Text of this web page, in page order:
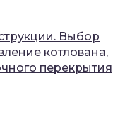
Выбор
котлована,
перекрытия